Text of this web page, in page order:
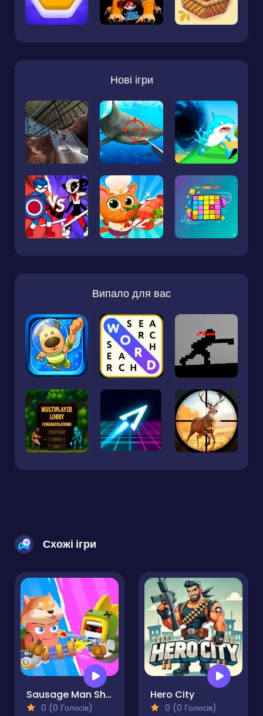
Нові ігри
Випало для вас
Схожі ігри
Sausage Man Shooting Adventure
0 (0 Голосів)
Hero City
0 (0 Голосів)